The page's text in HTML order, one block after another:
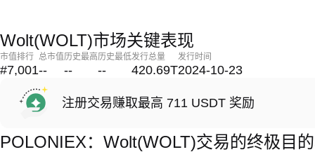
Wolt(WOLT)市场关键表现
市值排行
#7,001
总市值
--
历史最高
--
历史最低
--
发行总量
420.69T
发行时间
2024-10-23
注册交易赚取最高 711 USDT 奖励
POLONIEX：Wolt(WOLT)交易的终极目